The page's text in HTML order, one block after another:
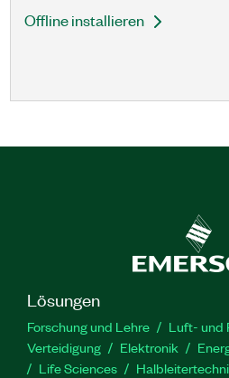
Offline installieren
Lösungen
Forschung und Lehre
Luft- und
Verteidigung
Elektronik
Life Sciences